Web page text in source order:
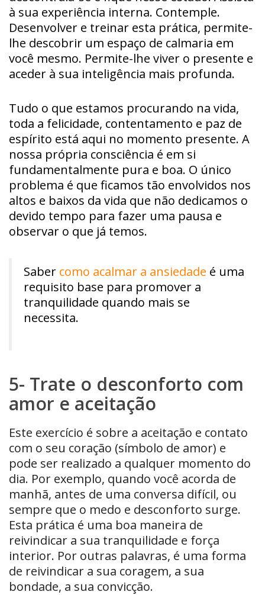
à sua experiência interna. Contemple.
Desenvolver e treinar esta prática, permite-
lhe descobrir um espaço de calmaria em
você mesmo. Permite-lhe viver o presente e
aceder à sua inteligência mais profunda.
Tudo o que estamos procurando na vida,
toda a felicidade, contentamento e paz de
espírito está aqui no momento presente. A
nossa própria consciência é em si
fundamentalmente pura e boa. O único
problema é que ficamos tão envolvidos nos
altos e baixos da vida que não dedicamos o
devido tempo para fazer uma pausa e
observar o que já temos.
Saber como acalmar a ansiedade é uma
requisito base para promover a
tranquilidade quando mais se
necessita.
5- Trate o desconforto com
amor e aceitação
Este exercício é sobre a aceitação e contato
com o seu coração (símbolo de amor) e
pode ser realizado a qualquer momento do
dia. Por exemplo, quando você acorda de
manhã, antes de uma conversa difícil, ou
sempre que o medo e desconforto surge.
Esta prática é uma boa maneira de
reivindicar a sua tranquilidade e força
interior. Por outras palavras, é uma forma
de reivindicar a sua coragem, a sua
bondade, a sua convicção.